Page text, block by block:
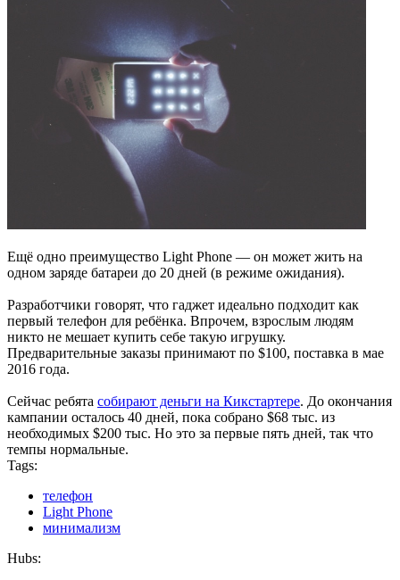
Ещё одно преимущество Light Phone — он может жить на
одном заряде батареи до 20 дней (в режиме ожидания).
Разработчики говорят, что гаджет идеально подходит как
первый телефон для ребёнка. Впрочем, взрослым людям
никто не мешает купить себе такую игрушку.
Предварительные заказы принимают по $100, поставка в мае
2016 года.
Сейчас ребята собирают деньги на Кикстартере. До окончания
кампании осталось 40 дней, пока собрано $68 тыс. из
необходимых $200 тыс. Но это за первые пять дней, так что
темпы нормальные.
Tags:
телефон
Light Phone
минимализм
Hubs: